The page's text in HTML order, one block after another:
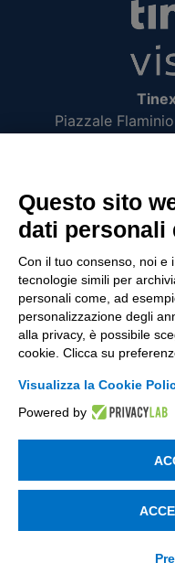
Piazzale
Società soggetta
P.IVA
Verifica
Questo sito
dati personali
Con il tuo consenso, noi e
tecnologie simili per
personali come, ad
personalizzazione degli
alla privacy, è possibile
cookie. Clicca su
Visualizza la Cookie
Powered by